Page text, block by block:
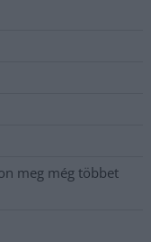
meg még többet